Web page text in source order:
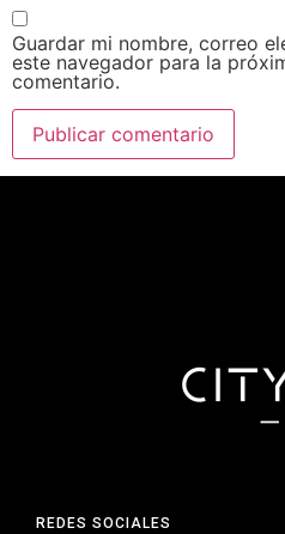
Guardar mi nombre, correo
este navegador para la
comentario.
REDES SOCIALES